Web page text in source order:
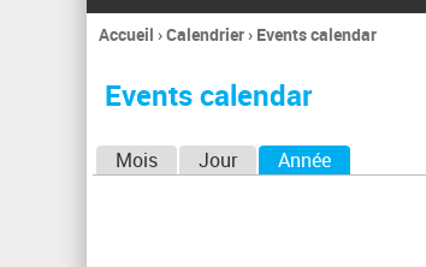
Vous
ici
Accueil ›Calendrier› Events calendar
Events calendar
Mois Jour Année